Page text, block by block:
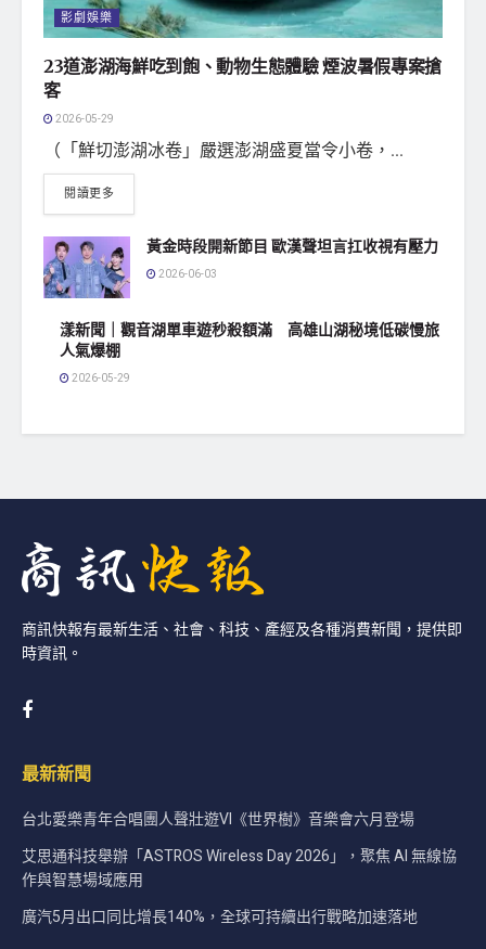
影劇娛樂
23道澎湖海鮮吃到飽、動物生態體驗 煙波暑假專案搶
客
2026-05-29
（「鮮切澎湖冰卷」嚴選澎湖盛夏當令小卷，...
閱讀更多
黃金時段開新節目 歐漢聲坦言扛收視有壓力
2026-06-03
漾新聞｜觀音湖單車遊秒殺額滿 高雄山湖秘境低碳慢旅
人氣爆棚
2026-05-29
商訊快報有最新生活、社會、科技、產經及各種消費新聞，提供即
時資訊。
最新新聞
台北愛樂青年合唱團人聲壯遊VI《世界樹》音樂會六月登場
艾思通科技舉辦「ASTROS Wireless Day 2026」，聚焦 AI 無線協
作與智慧場域應用
廣汽5月出口同比增長140%，全球可持續出行戰略加速落地